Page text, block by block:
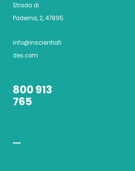
Strada di
Paderna, 2, 47895
info@inscientiafi
des.com
800 913
765